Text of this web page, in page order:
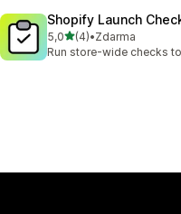
Shopify Launch
5,0z 5 hvězd
(4)
Celkový počet recenzí: 4
•Zdarma
Run store-wide checks